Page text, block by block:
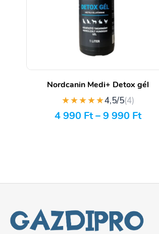
Nordcanin Medi+ Detox gél
★★★★★4,5/5(4)
4 990 Ft–9 990 Ft